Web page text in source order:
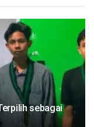
sebagai